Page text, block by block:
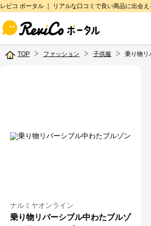
レビコ ポータル ｜ リアルな口コミで良い商品に出会え
TOP ファッション 子供服 乗り物リ
ナルミヤオンライン
乗り物リバーシブル中わたブルゾ